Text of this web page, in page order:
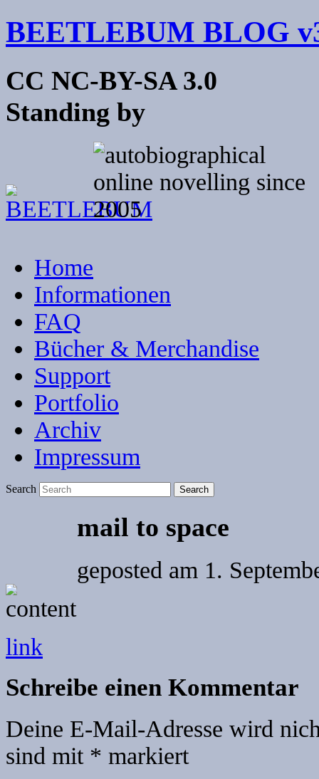
BEETLEBUM BLOG
CC NC-BY-SA 3.0
Standing by
Home
Informationen
FAQ
Bücher & Merchandise
Support
Portfolio
Archiv
Impressum
Search
mail to space
geposted am 1.
link
Schreibe einen Kommentar
Deine E-Mail-Adresse wird
sind mit * markiert